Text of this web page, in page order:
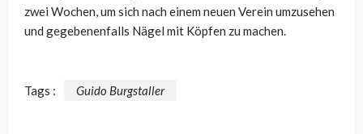
zwei Wochen, um sich nach einem neuen Verein umzusehen
und gegebenenfalls Nägel mit Köpfen zu machen.
Tags : Guido Burgstaller